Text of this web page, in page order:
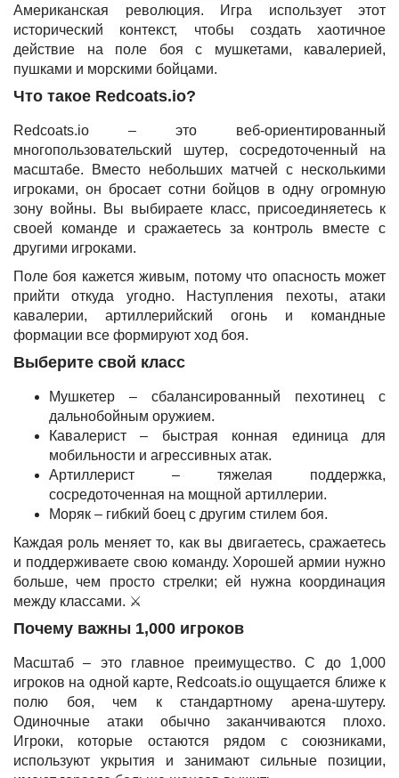
Американская революция. Игра использует этот
исторический контекст, чтобы создать хаотичное
действие на поле боя с мушкетами, кавалерией,
пушками и морскими бойцами.
Что такое Redcoats.io?
Redcoats.io – это веб-ориентированный
многопользовательский шутер, сосредоточенный на
масштабе. Вместо небольших матчей с несколькими
игроками, он бросает сотни бойцов в одну огромную
зону войны. Вы выбираете класс, присоединяетесь к
своей команде и сражаетесь за контроль вместе с
другими игроками.
Поле боя кажется живым, потому что опасность может
прийти откуда угодно. Наступления пехоты, атаки
кавалерии, артиллерийский огонь и командные
формации все формируют ход боя.
Выберите свой класс
Мушкетер – сбалансированный пехотинец с
дальнобойным оружием.
Кавалерист – быстрая конная единица для
мобильности и агрессивных атак.
Артиллерист – тяжелая поддержка,
сосредоточенная на мощной артиллерии.
Моряк – гибкий боец с другим стилем боя.
Каждая роль меняет то, как вы двигаетесь, сражаетесь
и поддерживаете свою команду. Хорошей армии нужно
больше, чем просто стрелки; ей нужна координация
между классами. ⚔️
Почему важны 1,000 игроков
Масштаб – это главное преимущество. С до 1,000
игроков на одной карте, Redcoats.io ощущается ближе к
полю боя, чем к стандартному арена-шутеру.
Одиночные атаки обычно заканчиваются плохо.
Игроки, которые остаются рядом с союзниками,
используют укрытия и занимают сильные позиции,